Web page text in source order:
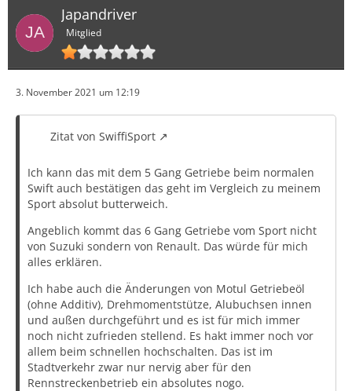
Einzeln macht für mich wenig Sinn. Selbstverständlich
werde ich die Buchsen zunächst an meinem Fahrzeug
testenm.
Interesse an Aluminium Buchsen:
Japandriver
Mitglied
3. November 2021 um 12:19
Zitat von SwiffiSport
Ich kann das mit dem 5 Gang Getriebe beim normalen
Swift auch bestätigen das geht im Vergleich zu meinem
Sport absolut butterweich.
Angeblich kommt das 6 Gang Getriebe vom Sport nicht
von Suzuki sondern von Renault. Das würde für mich
alles erklären.
Ich habe auch die Änderungen von Motul Getriebeöl
(ohne Additiv), Drehmomentstütze, Alubuchsen innen
und außen durchgeführt und es ist für mich immer
noch nicht zufrieden stellend. Es hakt immer noch vor
allem beim schnellen hochschalten. Das ist im
Stadtverkehr zwar nur nervig aber für den
Rennstreckenbetrieb ein absolutes nogo.